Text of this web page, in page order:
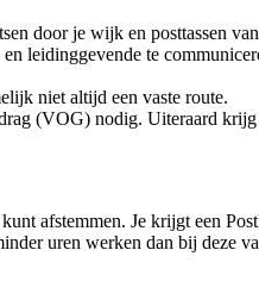
door je wijk en posttassen
leidinggevende te
niet altijd een vaste route.
(VOG) nodig. Uiteraard krijg
afstemmen. Je krijgt een
uren werken dan bij deze